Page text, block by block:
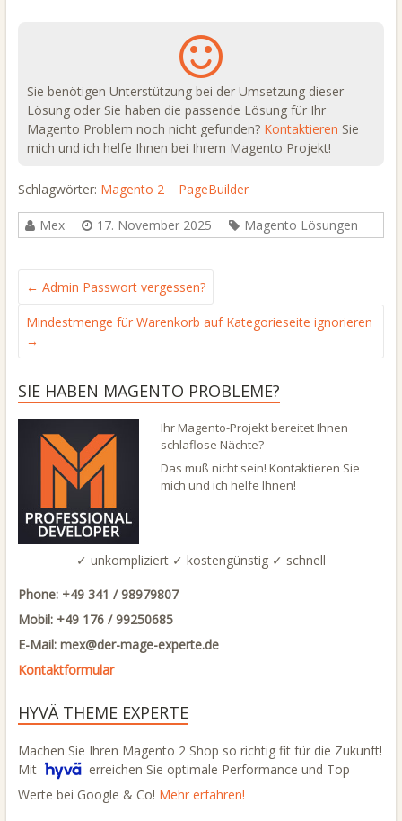
Sie benötigen Unterstützung bei der Umsetzung dieser
Lösung oder Sie haben die passende Lösung für Ihr
Magento Problem noch nicht gefunden? Kontaktieren Sie
mich und ich helfe Ihnen bei Ihrem Magento Projekt!
Schlagwörter: Magento 2 PageBuilder
Mex 17. November 2025 Magento Lösungen
← Admin Passwort vergessen?
Mindestmenge für Warenkorb auf Kategorieseite ignorieren
→
SIE HABEN MAGENTO PROBLEME?
Ihr Magento-Projekt bereitet Ihnen
schlaflose Nächte?
Das muß nicht sein! Kontaktieren Sie
mich und ich helfe Ihnen!
✓ unkompliziert ✓ kostengünstig ✓ schnell
Phone: +49 341 / 98979807
Mobil: +49 176 / 99250685
E-Mail: mex@der-mage-experte.de
Kontaktformular
HYVÄ THEME EXPERTE
Machen Sie Ihren Magento 2 Shop so richtig fit für die Zukunft!
Mit
erreichen Sie optimale Performance und Top
Werte bei Google & Co! Mehr erfahren!